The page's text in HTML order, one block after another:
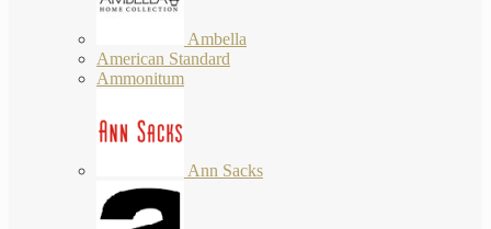
Ambella
American Standard
Ammonitum
Ann Sacks